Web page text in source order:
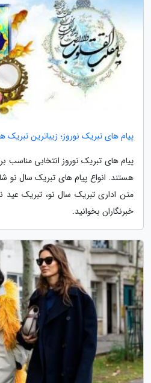
پیام های تبریک نوروز؛ زیباترین تبریک
پیام های تبریک نوروز انتخابی مناسب
هستند. انواع پیام های تبریک سال نو
متن اداری تبریک سال نو، تبریک عید
خبرنگاران بخوانید.